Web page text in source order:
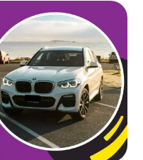
دبي
يمنحك اختيار استئجار
لاكتشاف المعالم
والشواطئ الجميلة
دون الاعتماد على
سواء كنت مسافرًا
عمل، فإن امتلاك
استكشافك للمدينة.